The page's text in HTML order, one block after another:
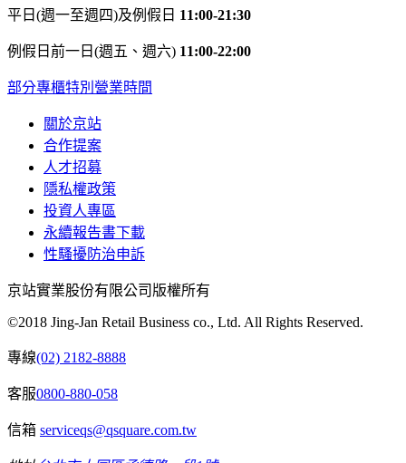
平日(週一至週四)及例假日 11:00-21:30
例假日前一日(週五、週六) 11:00-22:00
部分專櫃特別營業時間
關於京站
合作提案
人才招募
隱私權政策
投資人專區
永續報告書下載
性騷擾防治申訴
京站實業股份有限公司版權所有
©2018 Jing-Jan Retail Business co., Ltd. All Rights Reserved.
專線(02) 2182-8888
客服0800-880-058
信箱 serviceqs@qsquare.com.tw